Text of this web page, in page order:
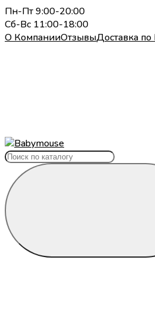
Пн-Пт 9:00-20:00
Сб-Вс 11:00-18:00
О КомпанииОтзывыДоставка